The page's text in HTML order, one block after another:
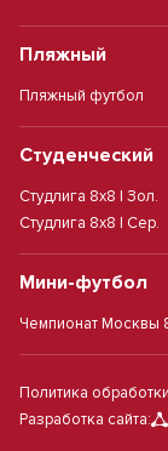
Пляжный
Пляжный футбол
Студенческий
Студлига 8х8 | Зол.
Студлига 8х8 | Сер.
Мини-футбол
Чемпионат Москвы
Политика
Разработка сайта: